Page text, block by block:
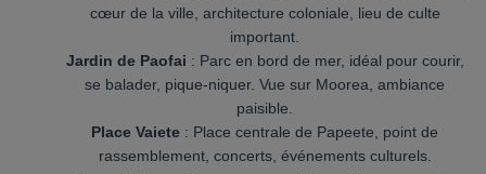
cœur de la ville, architecture coloniale, lieu de culte
important.
Jardin de Paofai : Parc en bord de mer, idéal pour courir,
se balader, pique-niquer. Vue sur Moorea, ambiance
paisible.
Place Vaiete : Place centrale de Papeete, point de
rassemblement, concerts, événements culturels.